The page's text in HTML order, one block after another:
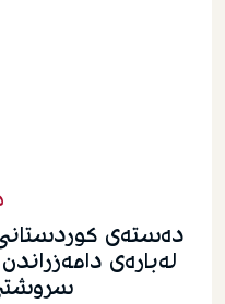
ده‌سته‌ی
له‌باره‌ی